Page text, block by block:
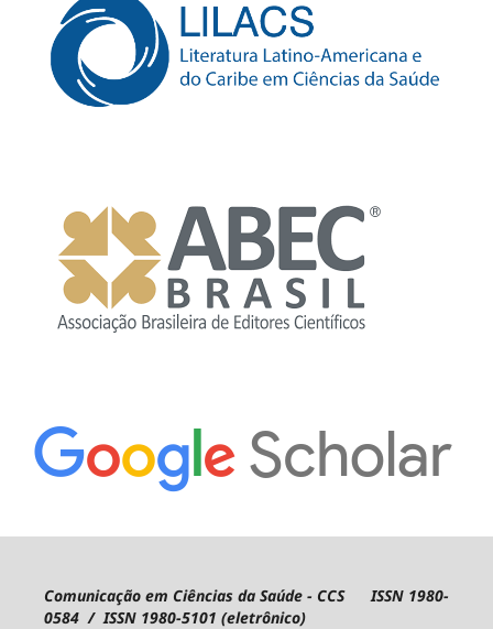
Comunicação em Ciências da Saúde - CCS ISSN 1980-
0584 / ISSN 1980-5101 (eletrônico)